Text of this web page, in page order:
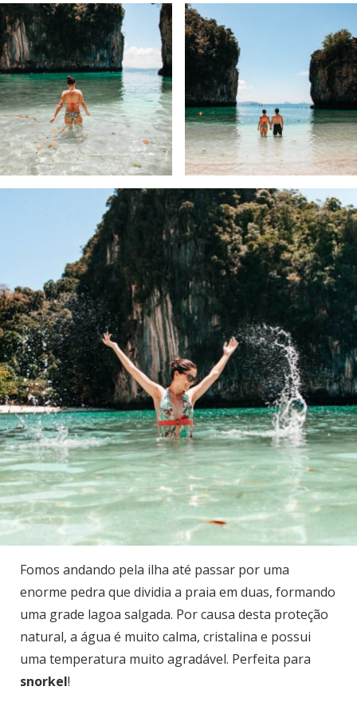
Fomos andando pela ilha até passar por uma
enorme pedra que dividia a praia em duas, formando
uma grade lagoa salgada. Por causa desta proteção
natural, a água é muito calma, cristalina e possui
uma temperatura muito agradável. Perfeita para
snorkel!